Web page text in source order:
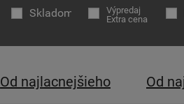
Skladom
Výpredaj
Extra cena
Od najlacnejšieho Od